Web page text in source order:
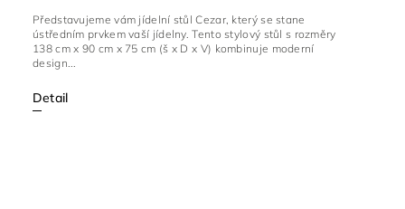
Detail
Představujeme vám jídelní stůl Cezar, který se stane
ústředním prvkem vaší jídelny. Tento stylový stůl s rozměry
138 cm x 90 cm x 75 cm (š x D x V) kombinuje moderní
design...